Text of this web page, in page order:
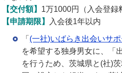
【交付額】 1万1000円（入会登録
【申請期限】
入会後1年以内
「 (一社)いばらき出会いサ
を希望する独身男女に、「
を行うため、茨城県と(社)